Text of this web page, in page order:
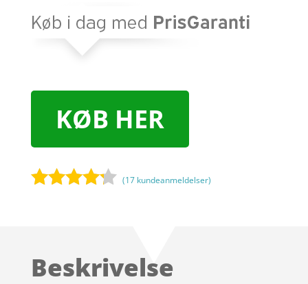
KØB HER
på
(17 kundeanmeldelser)
Beskrivelse